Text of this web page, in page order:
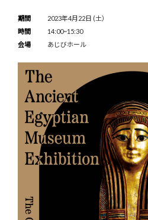
期間
2023年4月22日 (土）
時間
14:00~15:30
会場
あじびホール